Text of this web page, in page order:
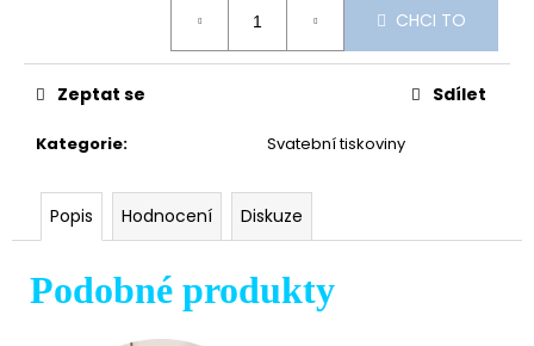
CHCI TO
Kategorie: Svatební tiskoviny
Zeptat se Sdílet
Popis Hodnocení Diskuze
Podobné produkty